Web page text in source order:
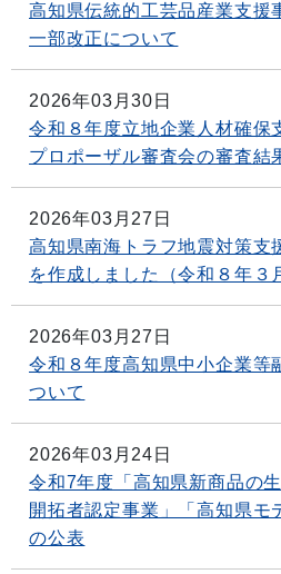
高知県伝統的工芸品産業支援
一部改正について
2026年03月30日
令和８年度立地企業人材確保
プロポーザル審査会の審査結
2026年03月27日
高知県南海トラフ地震対策支
を作成しました（令和８年３
2026年03月27日
令和８年度高知県中小企業等
ついて
2026年03月24日
令和7年度「高知県新商品の
開拓者認定事業」「高知県モ
の公表